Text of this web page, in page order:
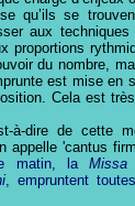
qu’ils se
aux
proportions
du nombre,
est mise en
Cela est
à-dire de cette
appelle 'cantus
matin, laMissa
, empruntent